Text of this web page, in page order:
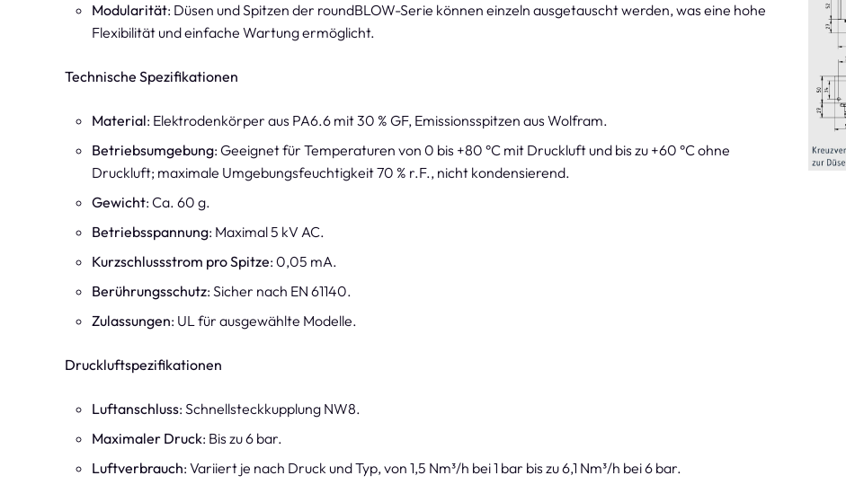
Modularität: Düsen und Spitzen der roundBLOW-Serie können einzeln ausgetauscht werden, was eine hohe
Flexibilität und einfache Wartung ermöglicht.
Technische Spezifikationen
Material: Elektrodenkörper aus PA6.6 mit 30 % GF, Emissionsspitzen aus Wolfram.
Betriebsumgebung: Geeignet für Temperaturen von 0 bis +80 °C mit Druckluft und bis zu +60 °C ohne
Druckluft; maximale Umgebungsfeuchtigkeit 70 % r.F., nicht kondensierend.
Gewicht: Ca. 60 g.
Betriebsspannung: Maximal 5 kV AC.
Kurzschlussstrom pro Spitze: 0,05 mA.
Berührungsschutz: Sicher nach EN 61140.
Zulassungen: UL für ausgewählte Modelle.
Druckluftspezifikationen
Luftanschluss: Schnellsteckkupplung NW8.
Maximaler Druck: Bis zu 6 bar.
Luftverbrauch: Variiert je nach Druck und Typ, von 1,5 Nm³/h bei 1 bar bis zu 6,1 Nm³/h bei 6 bar.